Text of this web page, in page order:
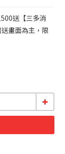
送【三多消
畫面為主，限